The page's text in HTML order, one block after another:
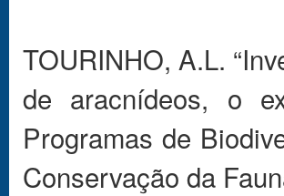
TOURINHO, A.L.
de aracnídeos, o
Programas de
Conservação da